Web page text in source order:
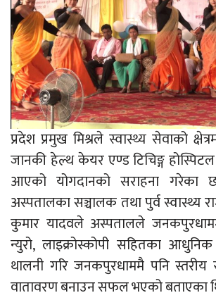
प्रदेश प्रमुख मिश्रले स्वास्थ्य सेवाको
जानकी हेल्थ केयर एण्ड टिचिङ्ग
आएको योगदानको सराहना गरेका
अस्पतालका सञ्चालक तथा पुर्व स्वास्थ्य
कुमार यादवले अस्पतालले
न्युरो, लाइक्रोस्कोपी सहितका
थालनी गरि जनकपुरधाममै पनि स्तरीय
वातावरण बनाउन सफल भएको बताएका